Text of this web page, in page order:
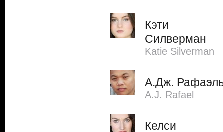
Кэти
Силверман
Katie Silverman
А.Дж.
A.J. Rafael
Келси